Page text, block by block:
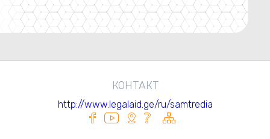
КОНТАКТ
http://www.legalaid.ge/ru/samtredia